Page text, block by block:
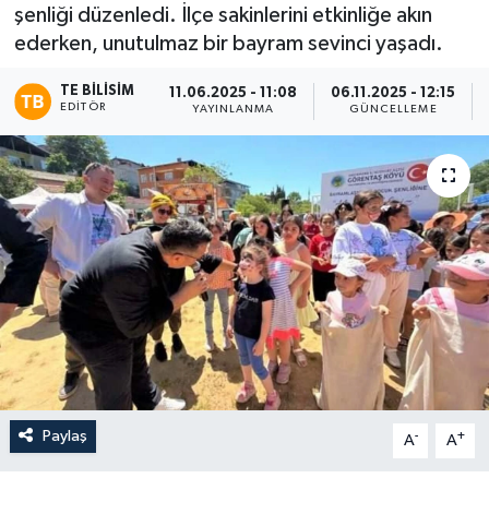
şenliği düzenledi. İlçe sakinlerini etkinliğe akın
ederken, unutulmaz bir bayram sevinci yaşadı.
TE BILISIM
EDITÖR
11.06.2025 - 11:08
YAYINLANMA
06.11.2025 - 12:15
GÜNCELLEME
Paylaş A- A+